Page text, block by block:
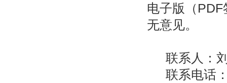
电子版（
无意见。
联系人：
联系电话